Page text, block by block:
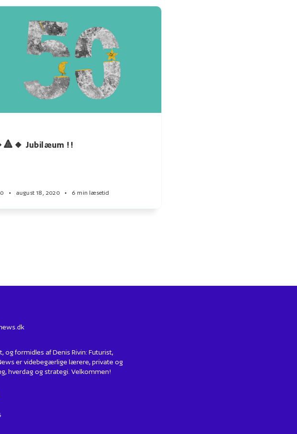
Jubilæum !!
• august 18, 2020 • 6 min læsetid
formidles af Denis Rivin: Futurist,
er videbegærlige lærere, private og
hverdag og strategi. Velkommen!